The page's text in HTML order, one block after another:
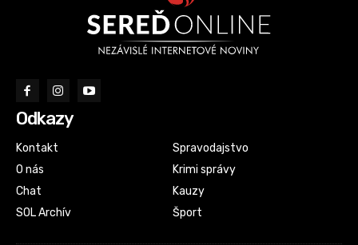
Odkazy
Kontakt
O nás
Chat
SOL Archív
Spravodajstvo
Krimi správy
Kauzy
Šport